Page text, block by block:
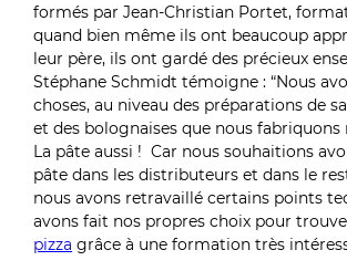
formés par Jean-Christian Portet,
quand bien même ils ont beaucoup
leur père, ils ont gardé des précieux
Stéphane Schmidt témoigne : “Nous
choses, au niveau des préparations de
et des bolognaises que nous fabriquons
La pâte aussi ! Car nous souhaitions
pâte dans les distributeurs et dans le
nous avons retravaillé certains points
avons fait nos propres choix pour
pizza grâce à une formation très